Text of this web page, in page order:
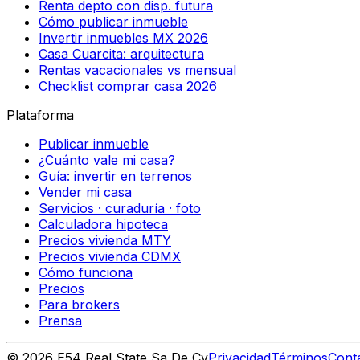
Renta depto con disp. futura
Cómo publicar inmueble
Invertir inmuebles MX 2026
Casa Cuarcita: arquitectura
Rentas vacacionales vs mensual
Checklist comprar casa 2026
Plataforma
Publicar inmueble
¿Cuánto vale mi casa?
Guía: invertir en terrenos
Vender mi casa
Servicios · curaduría · foto
Calculadora hipoteca
Precios vivienda MTY
Precios vivienda CDMX
Cómo funciona
Precios
Para brokers
Prensa